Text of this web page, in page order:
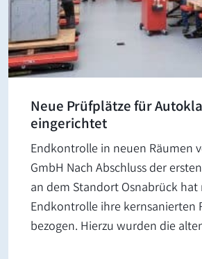
Neue Prüfplätze für
eingerichtet
Endkontrolle in neuen Räumen
GmbH Nach Abschluss der
an dem Standort Osnabrück
Endkontrolle ihre kernsanierten
bezogen. Hierzu wurden die